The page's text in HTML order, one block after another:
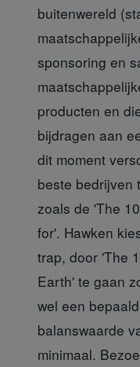
buitenwereld
sponsoring en
producten en
bijdragen aan
dit moment
beste bedrijven
zoals de 'The
for'. Hawken
trap, door 'The
Earth' te gaan
wel een
balanswaarde
minimaal.